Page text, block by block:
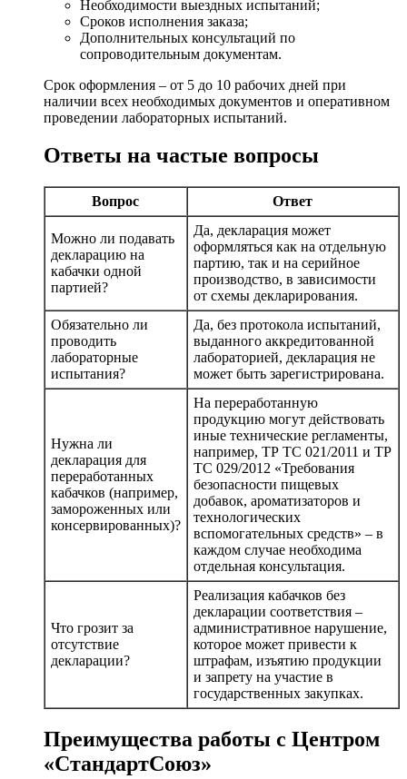
Необходимости выездных испытаний;
Сроков исполнения заказа;
Дополнительных консультаций по
сопроводительным документам.
Срок оформления – от 5 до 10 рабочих дней при
наличии всех необходимых документов и оперативном
проведении лабораторных испытаний.
Ответы на частые вопросы
Вопрос Ответ
Можно ли подавать
декларацию на
кабачки одной
партией?
Да, декларация может
оформляться как на отдельную
партию, так и на серийное
производство, в зависимости
от схемы декларирования.
Обязательно ли
проводить
лабораторные
испытания?
Да, без протокола испытаний,
выданного аккредитованной
лабораторией, декларация не
может быть зарегистрирована.
Нужна ли
декларация для
переработанных
кабачков (например,
замороженных или
консервированных)?
На переработанную
продукцию могут действовать
иные технические регламенты,
например, ТР ТС 021/2011 и ТР
ТС 029/2012 «Требования
безопасности пищевых
добавок, ароматизаторов и
технологических
вспомогательных средств» – в
каждом случае необходима
отдельная консультация.
Что грозит за
отсутствие
декларации?
Реализация кабачков без
декларации соответствия –
административное нарушение,
которое может привести к
штрафам, изъятию продукции
и запрету на участие в
государственных закупках.
Преимущества работы с Центром
«СтандартСоюз»